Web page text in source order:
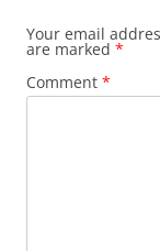
Your email
are marked *
Comment *